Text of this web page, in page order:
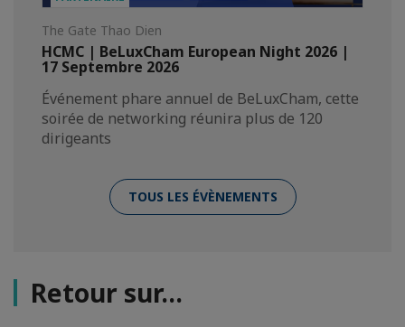
The Gate Thao Dien
HCMC | BeLuxCham European Night 2026 |
17 Septembre 2026
Événement phare annuel de BeLuxCham, cette
soirée de networking réunira plus de 120
dirigeants
TOUS LES ÉVÈNEMENTS
Retour sur...